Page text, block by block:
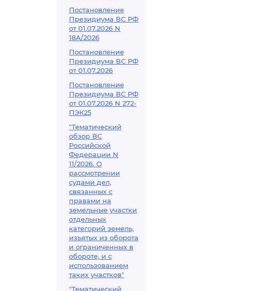
Постановление
Президиума ВС РФ
от 01.07.2026 N
18А/2026
Постановление
Президиума ВС РФ
от 01.07.2026
Постановление
Президиума ВС РФ
от 01.07.2026 N 272-
ПЭК25
"Тематический
обзор ВС
Российской
Федерации N
11/2026. О
рассмотрении
судами дел,
связанных с
правами на
земельные участки
отдельных
категорий земель,
изъятых из оборота
и ограниченных в
обороте, и с
использованием
таких участков"
"Тематический